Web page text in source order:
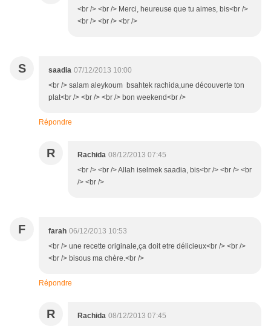
<br /> <br /> Merci, heureuse que tu aimes, bis<br />
<br /> <br /> <br />
S saadia 07/12/2013 10:00
<br /> salam aleykoum bsahtek rachida,une découverte ton
plat<br /> <br /> <br /> bon weekend<br />
Répondre
R Rachida 08/12/2013 07:45
<br /> <br /> Allah iselmek saadia, bis<br /> <br /> <br
/> <br />
F farah 06/12/2013 10:53
<br /> une recette originale,ça doit etre délicieux<br /> <br />
<br /> bisous ma chère.<br />
Répondre
R Rachida 08/12/2013 07:45